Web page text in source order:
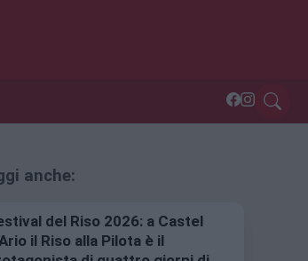
anche:
del Riso 2026: a Castel
il Riso alla Pilota è il